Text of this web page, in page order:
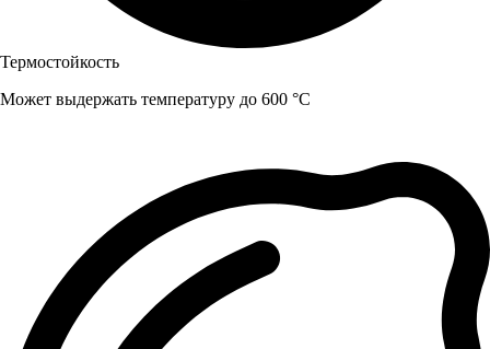
Термостойкость
Может выдержать температуру до 600 °C